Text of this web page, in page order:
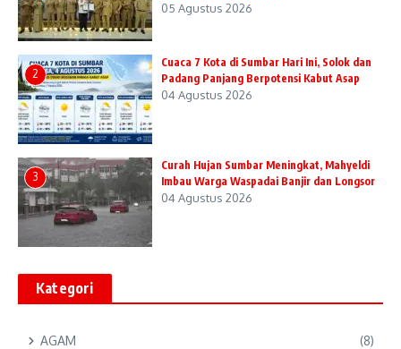
05 Agustus 2026
2
Cuaca 7 Kota di Sumbar Hari Ini, Solok dan
Padang Panjang Berpotensi Kabut Asap
04 Agustus 2026
3
Curah Hujan Sumbar Meningkat, Mahyeldi
Imbau Warga Waspadai Banjir dan Longsor
04 Agustus 2026
Kategori
AGAM (8)